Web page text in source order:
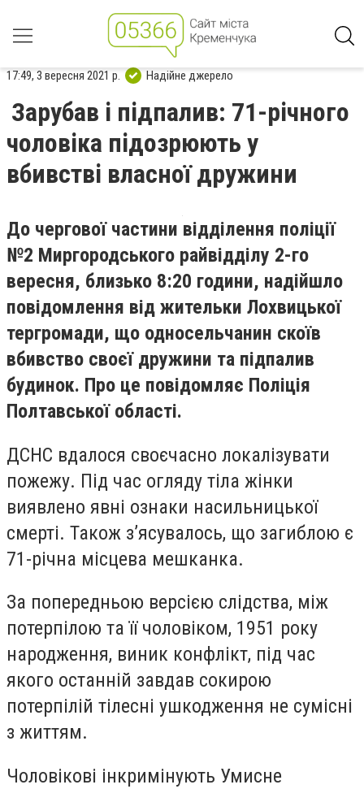
17:49, 3 вересня 2021 р. Надійне джерело
Зарубав і підпалив: 71-річного
чоловіка підозрюють у
вбивстві власної дружини
До чергової частини відділення поліції
№2 Миргородського райвідділу 2-го
вересня, близько 8:20 години, надійшло
повідомлення від жительки Лохвицької
тергромади, що односельчанин скоїв
вбивство своєї дружини та підпалив
будинок. Про це повідомляє Поліція
Полтавської області.
ДСНС вдалося своєчасно локалізувати
пожежу. Під час огляду тіла жінки
виявлено явні ознаки насильницької
смерті. Також з’ясувалось, що загиблою є
71-річна місцева мешканка.
За попередньою версією слідства, між
потерпілою та її чоловіком, 1951 року
народження, виник конфлікт, під час
якого останній завдав сокирою
потерпілій тілесні ушкодження не сумісні
з життям.
Чоловікові інкримінують Умисне